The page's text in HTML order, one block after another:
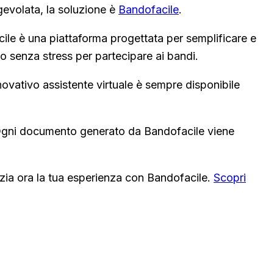
la soluzione è Bandofacile.
è una piattaforma progettata per semplificare e
senza stress per partecipare ai bandi.
assistente virtuale è sempre disponibile
documento generato da Bandofacile viene
ora la tua esperienza con Bandofacile. Scopri